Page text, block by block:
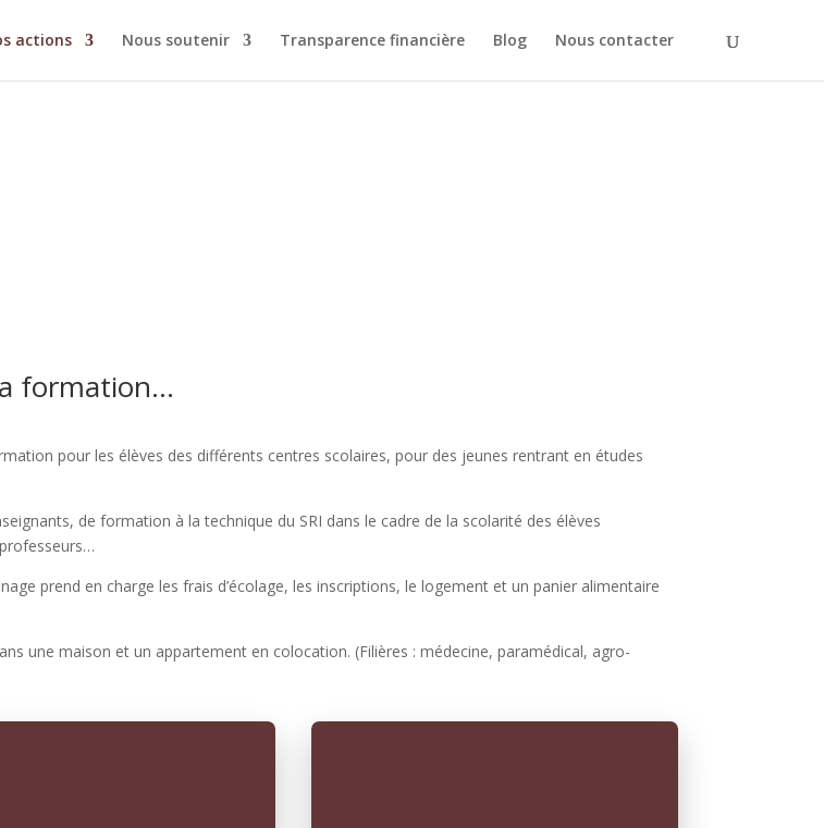
actions Nous soutenir Transparence financière Blog Nous contacter
formation…
pour les élèves des différents centres scolaires, pour des jeunes rentrant en études
de formation à la technique du SRI dans le cadre de la scolarité des élèves
prend en charge les frais d’écolage, les inscriptions, le logement et un panier alimentaire
une maison et un appartement en colocation. (Filières : médecine, paramédical, agro-